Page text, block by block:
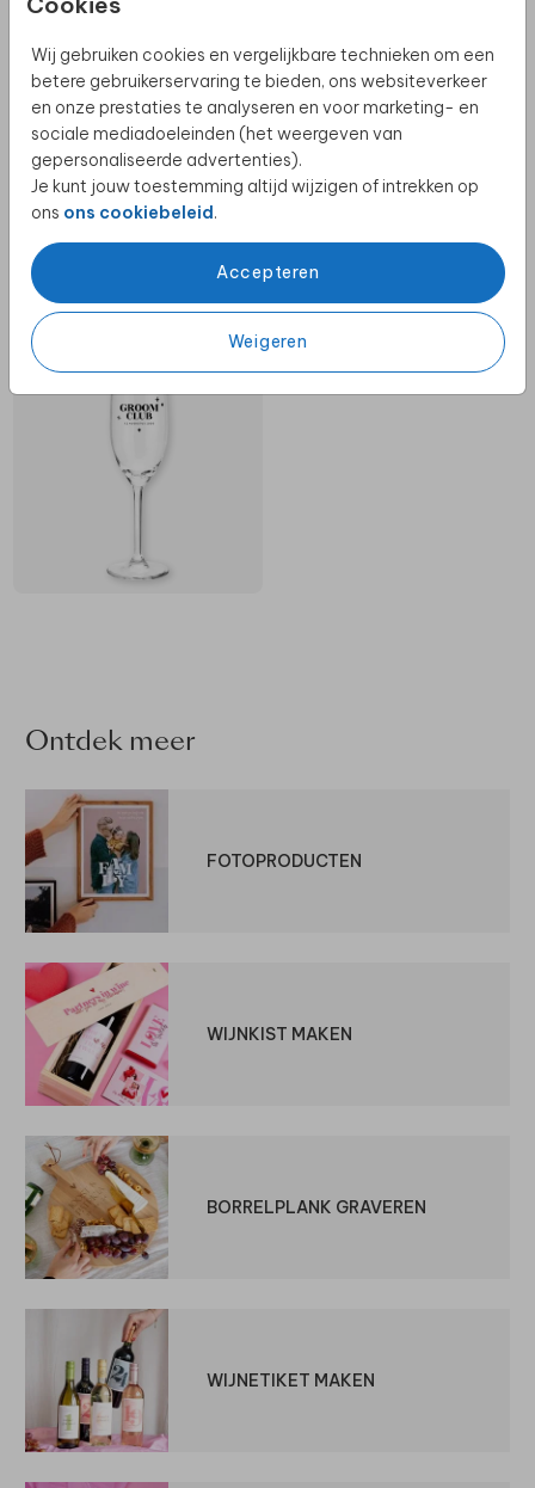
Wij gebruiken cookies en vergelijkbare technieken om een
betere gebruikerservaring te bieden, ons websiteverkeer
en onze prestaties te analyseren en voor marketing- en
sociale mediadoeleinden (het weergeven van
gepersonaliseerde advertenties).
Je kunt jouw toestemming altijd wijzigen of intrekken op
ons ons cookiebeleid.
Accepteren
Weigeren
Ontdek meer
FOTOPRODUCTEN
WIJNKIST MAKEN
BORRELPLANK GRAVEREN
WIJNETIKET MAKEN